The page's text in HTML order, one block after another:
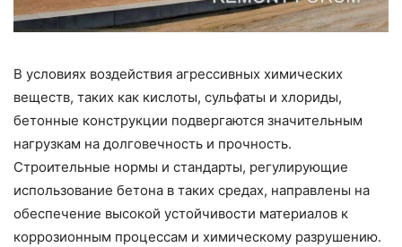
В условиях воздействия агрессивных химических
веществ, таких как кислоты, сульфаты и хлориды,
бетонные конструкции подвергаются значительным
нагрузкам на долговечность и прочность.
Строительные нормы и стандарты, регулирующие
использование бетона в таких средах, направлены на
обеспечение высокой устойчивости материалов к
коррозионным процессам и химическому разрушению.